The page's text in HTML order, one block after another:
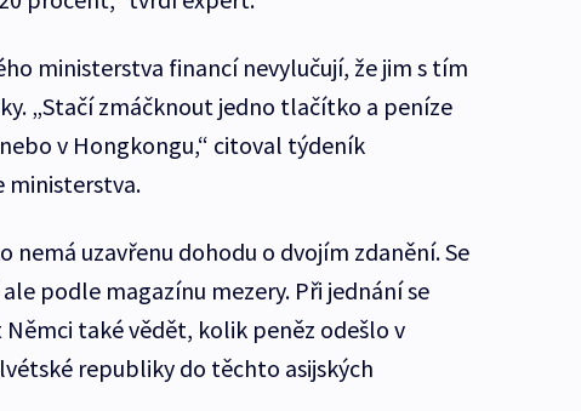
ministerstva financí nevylučují, že jim s tím
„Stačí zmáčknout jedno tlačítko a peníze
v Hongkongu,“ citoval týdeník
ministerstva.
uzavřenu dohodu o dvojím zdanění. Se
podle magazínu mezery. Při jednání se
také vědět, kolik peněz odešlo v
republiky do těchto asijských